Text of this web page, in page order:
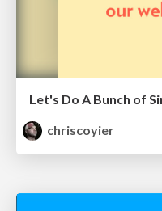
chriscoyier